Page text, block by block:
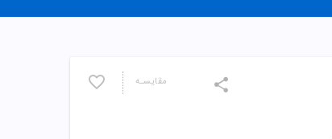
مقایسـه